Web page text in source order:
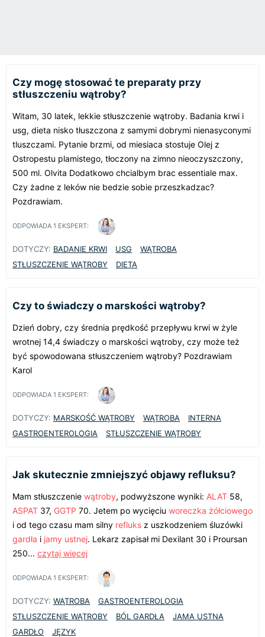
Czy mogę stosować te preparaty przy
stłuszczeniu wątroby?
Witam, 30 latek, lekkie stłuszczenie wątroby. Badania krwi i
usg, dieta nisko tłuszczona z samymi dobrymi nienasyconymi
tluszczami. Pytanie brzmi, od miesiaca stostuje Olej z
Ostropestu plamistego, tłoczony na zimno nieoczyszczony,
500 ml. Olvita Dodatkowo chcialbym brac essentiale max.
Czy żadne z leków nie bedzie sobie przeszkadzac?
Pozdrawiam.
ODPOWIADA 1 EKSPERT:
DOTYCZY: BADANIE KRWI USG
WĄTROBA
STŁUSZCZENIE WĄTROBY
DIETA
Czy to świadczy o marskości wątroby?
Dzień dobry, czy średnia prędkość przepływu krwi w żyle
wrotnej 14,4 świadczy o marskości wątroby, czy może też
być spowodowana stłuszczeniem wątroby? Pozdrawiam
Karol
ODPOWIADA 1 EKSPERT:
DOTYCZY: MARSKOŚĆ WĄTROBY WĄTROBA
INTERNA
GASTROENTEROLOGIA
STŁUSZCZENIE WĄTROBY
Jak skutecznie zmniejszyć objawy refluksu?
Mam stłuszczenie wątroby, podwyższone wyniki: ALAT 58,
ASPAT 37, GGTP 70. Jetem po wycięciu woreczka żółciowego
i od tego czasu mam silny refluks z uszkodzeniem śluzówki
gardła i jamy ustnej. Lekarz zapisał mi Dexilant 30 i Proursan
250... czytaj więcej
ODPOWIADA 1 EKSPERT:
DOTYCZY: WĄTROBA
GASTROENTEROLOGIA
STŁUSZCZENIE WĄTROBY
BÓL GARDŁA
JAMA USTNA
GARDŁO
JĘZYK